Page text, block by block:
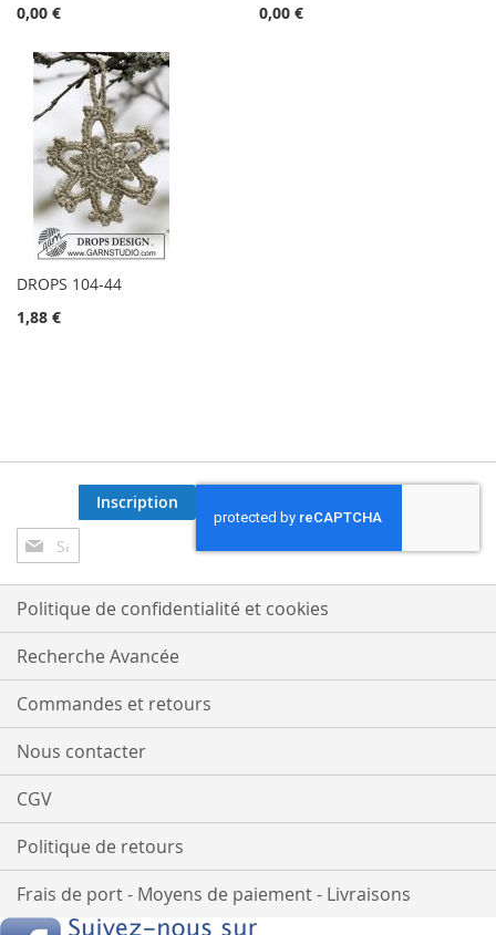
0,00 €
0,00 €
DROPS 104-44
1,88 €
Inscription
à
notre
lettre
d’information
:
Inscription
Politique de confidentialité et cookies
Recherche Avancée
Commandes et retours
Nous contacter
CGV
Politique de retours
Frais de port - Moyens de paiement - Livraisons